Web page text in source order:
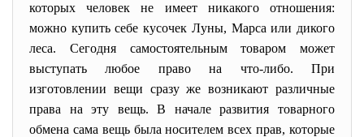
которых человек не имеет никакого отношения:
можно купить себе кусочек Луны, Марса или дикого
леса. Сегодня самостоятельным товаром может
выступать любое право на что-либо. При
изготовлении вещи сразу же возникают различные
права на эту вещь. В начале развития товарного
обмена сама вещь была носителем всех прав, которые